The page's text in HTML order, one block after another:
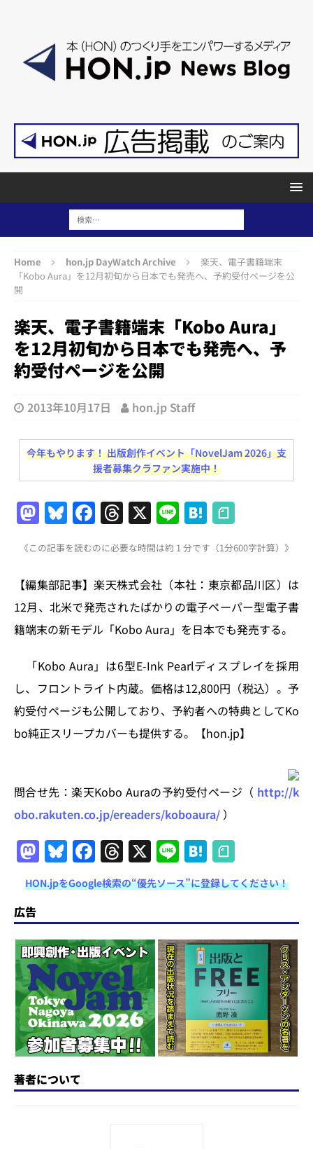
Home hon.jp DayWatch Archive
楽天、電子書籍端末
「Kobo Aura」を12月初旬から日本でも発売へ、予約受付ページを公
開
楽天、電子書籍端末「Kobo Aura」
を12月初旬から日本でも発売へ、予
約受付ページを公開
2013年10月17日 hon.jp Staff
今年もやります！ 出版創作イベント「NovelJam 2026」支
援者募集クラファン実施中！
M
a
st
o
d
o
Bl
u
e
s
k
y
F
a
c
e
b
o
k
T
h
re
a
d
s
X Li
n
e
H
at
e
n
a
《この記事を読むのに必要な時間は約 1 分です（1分600字計算）》
【編集部記事】楽天株式会社（本社：東京都品川区）は
12月、北米で発売されたばかりの電子ペーパー型電子書
籍端末の新モデル「Kobo Aura」を日本でも発売する。
「Kobo Aura」は6型E-Ink Pearlディスプレイを採用
し、フロントライト内蔵。価格は12,800円（税込）。予
約受付ページも公開しており、予約者への特典としてKo
bo純正スリープカバーも提供する。【hon.jp】
問合せ先：楽天Kobo Auraの予約受付ページ（ http://k
obo.rakuten.co.jp/ereaders/koboaura/ ）
M
a
st
o
d
o
n
Bl
u
e
s
k
y
F
a
c
e
b
o
o
k
T
h
re
a
d
s
X Li
n
e
H
at
e
n
a
HON.jpをGoogle検索の“優先ソース”に登録してください！
広告
著者について